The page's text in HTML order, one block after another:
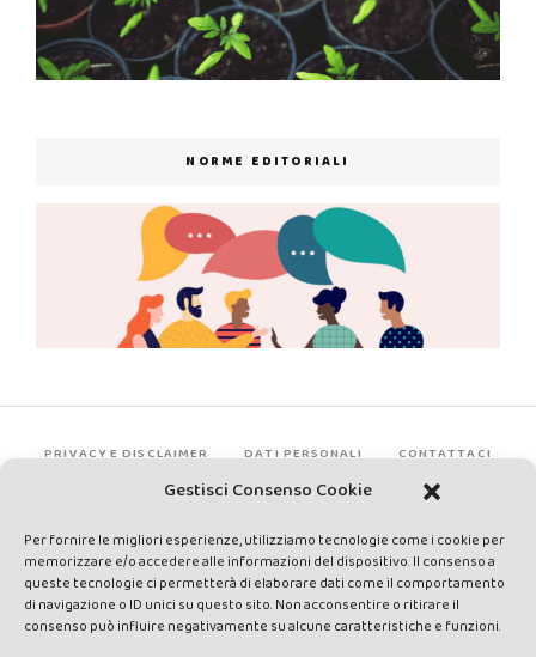
Gestisci Consenso Cookie
Per fornire le migliori esperienze, utilizziamo tecnologie come i cookie per
memorizzare e/o accedere alle informazioni del dispositivo. Il consenso a
queste tecnologie ci permetterà di elaborare dati come il comportamento
di navigazione o ID unici su questo sito. Non acconsentire o ritirare il
consenso può influire negativamente su alcune caratteristiche e funzioni.
NORME EDITORIALI
PRIVACY E DISCLAIMER DATI PERSONALI CONTATTACI